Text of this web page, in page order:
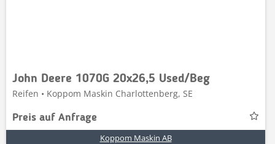
John Deere 1070G 20x26,5 Used/Beg
Reifen • Koppom Maskin Charlottenberg, SE
Preis auf Anfrage
Koppom Maskin AB